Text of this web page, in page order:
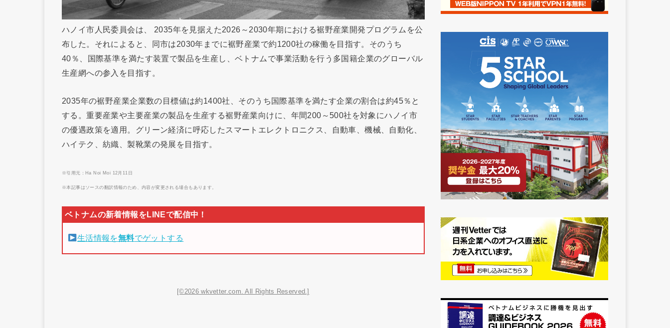
ハノイ市人民委員会は、 2035年を見据えた2026～2030年期における裾野産業開発プログラムを公
布した。それによると、同市は2030年までに裾野産業で約1200社の稼働を目指す。そのうち
40％、国際基準を満たす装置で製品を生産し、ベトナムで事業活動を行う多国籍企業のグローバル
生産網への参入を目指す。
2035年の裾野産業企業数の目標値は約1400社、そのうち国際基準を満たす企業の割合は約45％と
する。重要産業や主要産業の製品を生産する裾野産業向けに、年間200～500社を対象にハノイ市
の優遇政策を適用。グリーン経済に呼応したスマートエレクトロニクス、自動車、機械、自動化、
ハイテク、紡織、製靴業の発展を目指す。
※引用元：Ha Noi Moi 12月11日
※本記事はソースの翻訳情報のため、内容が変更される場合もあります。
生活情報を無料でゲットする
[©2026 wkvetter.com. All Rights Reserved.]